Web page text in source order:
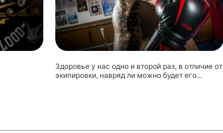
Здоровье у нас одно и второй раз, в отличие от
экипировки, навряд ли можно будет его...